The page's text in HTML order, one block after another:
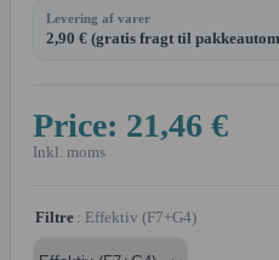
Levering af varer
2,90 € (gratis fragt til
Price: 21,46 €
Inkl. moms
Filtre : Effektiv (F7+G4)